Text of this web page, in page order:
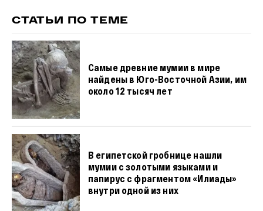
СТАТЬИ ПО ТЕМЕ
Самые древние мумии в мире
найдены в Юго-Восточной Азии, им
около 12 тысяч лет
В египетской гробнице нашли
мумии с золотыми языками и
папирус с фрагментом «Илиады»
внутри одной из них